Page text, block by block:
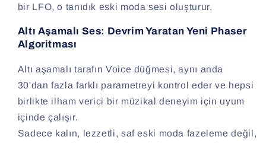
bir LFO, o tanıdık eski moda sesi oluşturur.
Altı Aşamalı Ses: Devrim Yaratan Yeni Phaser
Algoritması
Altı aşamalı tarafın Voice düğmesi, aynı anda
30'dan fazla farklı parametreyi kontrol eder ve hepsi
birlikte ilham verici bir müzikal deneyim için uyum
içinde çalışır.
Sadece kalın, lezzetli, saf eski moda fazeleme değil,